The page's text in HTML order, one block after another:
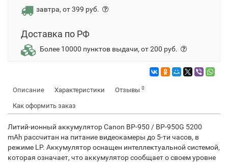
завтра, от 399 руб.
Доставка по РФ
Более 10000 пунктов выдачи, от 200 руб.
Описание Характеристики Отзывы 0
Как оформить заказ
Литий-ионный аккумулятор Canon BP-950 / BP-950G 5200
mAh рассчитан на питание видеокамеры до 5-ти часов, в
режиме LP. Аккумулятор оснащен интеллектуальной системой,
которая означает, что аккумулятор сообщает о своем уровне